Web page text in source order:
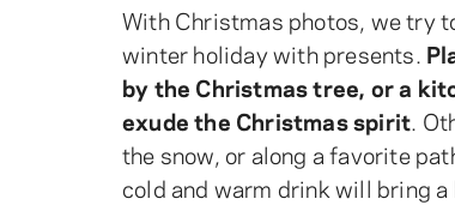
With Christmas photos, we try
winter holiday with presents.
by the Christmas tree, or a
exude the Christmas spirit.
the snow, or along a favorite
cold and warm drink will bring